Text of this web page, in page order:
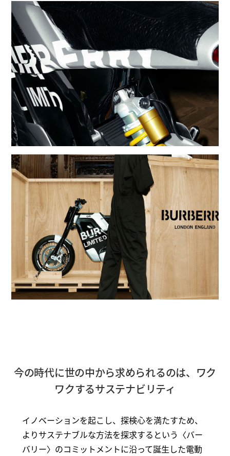
今の時代に世の中から求められるのは、ワク
ワクするサステナビリティ
イノベーションを起こし、探検心を満たすため、
よりサステナブルな方法を探求するという〈バー
バリー〉のコミットメントに沿って誕生した電動